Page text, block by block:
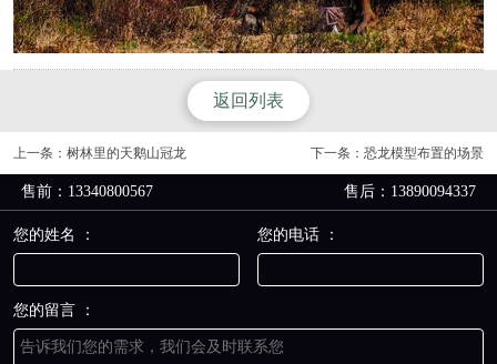
返回列表
上一条： 树林里的天鹅山冠龙 下一条： 恐龙模型布置的场景
售前：13340800567 售后：13890094337
您的姓名 ： 您的电话 ：
您的留言 ：